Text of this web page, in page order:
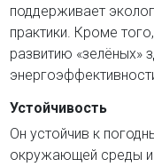
поддерживает
практики. Кроме
развитию «зелёных»
Устойчивость
Он устойчив к
окружающей среды